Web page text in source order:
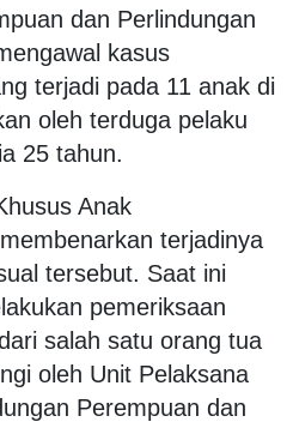
dan Perlindungan
kasus
terjadi pada 11 anak di
oleh terduga pelaku
25 tahun.
Anak
terjadinya
tersebut. Saat ini
pemeriksaan
salah satu orang tua
oleh Unit Pelaksana
Perempuan dan